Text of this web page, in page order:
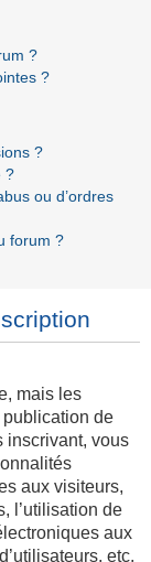
?
?
?
?
ou d’ordres
forum ?
mais les
de
inscrivant, vous
aux visiteurs,
l’utilisation de
aux
etc.